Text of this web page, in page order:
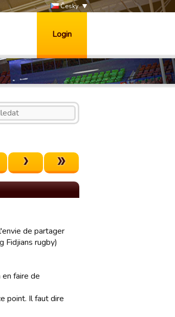
Česky
Login
de partager
Fidjians rugby)
faire de
point. Il faut dire